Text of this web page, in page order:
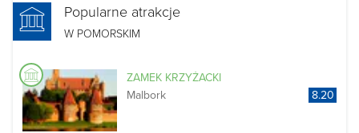
Popularne atrakcje
W POMORSKIM
ZAMEK KRZYŻACKI
Malbork
8.20